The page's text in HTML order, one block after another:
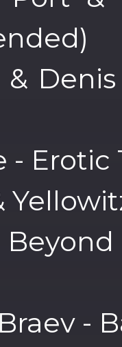
-
-